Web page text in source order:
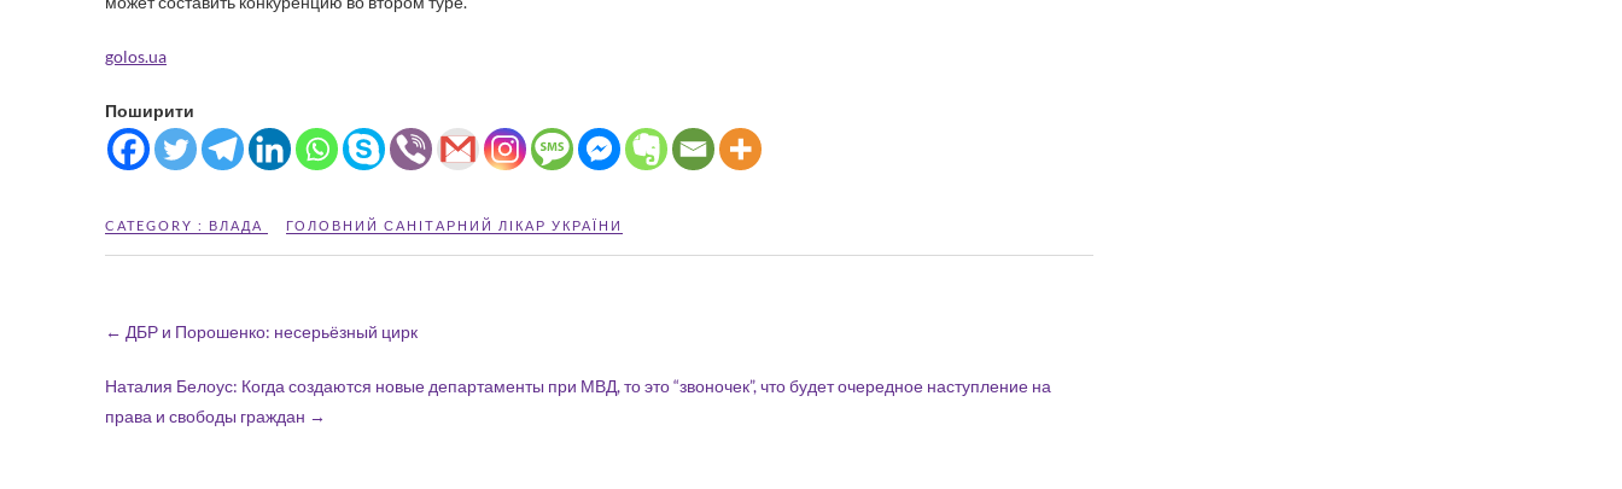
golos.ua
Поширити
CATEGORY : ВЛАДА ГОЛОВНИЙ САНІТАРНИЙ ЛІКАР УКРАЇНИ
← ДБР и Порошенко: несерьёзный цирк
Наталия Белоус: Когда создаются новые департаменты при МВД, то это “звоночек”, что будет очередное наступление на
права и свободы граждан →